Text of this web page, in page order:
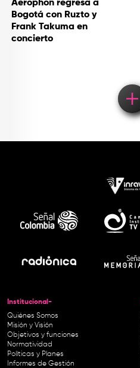
Aerophon regresa a
Bogotá con Ruzto y
Frank Takuma en
concierto
Institucional-
Quiénes Somos
Misión y Visión
Objetivos y funciones
Normatividad
Políticas y Planes
Informes de Gestión